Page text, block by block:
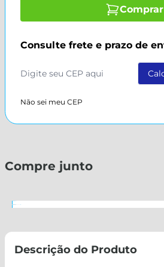
Comprar
Consulte frete e prazo de
Não sei meu CEP
Compre junto
Descrição do Produto